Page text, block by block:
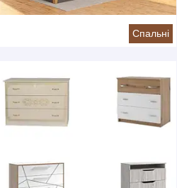
Спальні